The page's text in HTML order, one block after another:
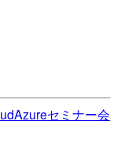
Azureセミナー会